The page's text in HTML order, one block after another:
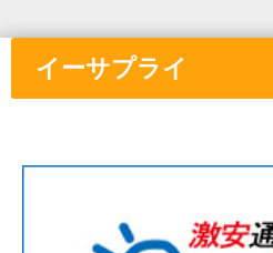
イーサプライ